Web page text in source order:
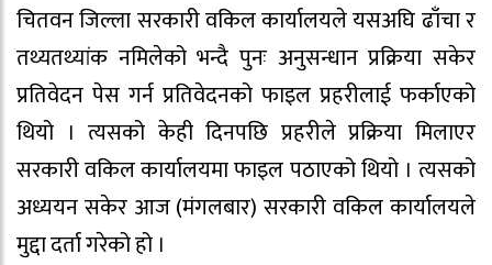
चितवन जिल्ला सरकारी वकिल कार्यालयले यसअघि ढाँचा र
तथ्यतथ्यांक नमिलेको भन्दै पुनः अनुसन्धान प्रक्रिया सकेर
प्रतिवेदन पेस गर्न प्रतिवेदनको फाइल प्रहरीलाई फर्काएको
थियो । त्यसको केही दिनपछि प्रहरीले प्रक्रिया मिलाएर
सरकारी वकिल कार्यालयमा फाइल पठाएको थियो । त्यसको
अध्ययन सकेर आज (मंगलबार) सरकारी वकिल कार्यालयले
मुद्दा दर्ता गरेको हो ।